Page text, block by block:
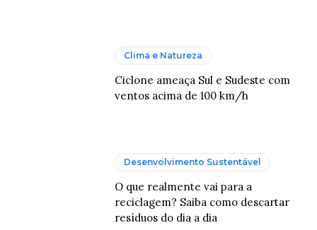
Clima e Natureza
Ciclone ameaça Sul e Sudeste com
ventos acima de 100 km/h
Desenvolvimento Sustentável
O que realmente vai para a
reciclagem? Saiba como descartar
resíduos do dia a dia